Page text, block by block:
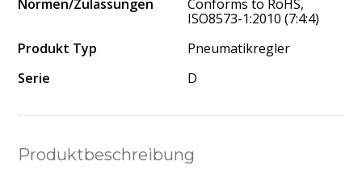
Normen/Zulassungen
Conforms to RoHS,
ISO8573-1:2010 (7:4:4)
Produkt Typ
Pneumatikregler
Serie
D
Produktbeschreibung